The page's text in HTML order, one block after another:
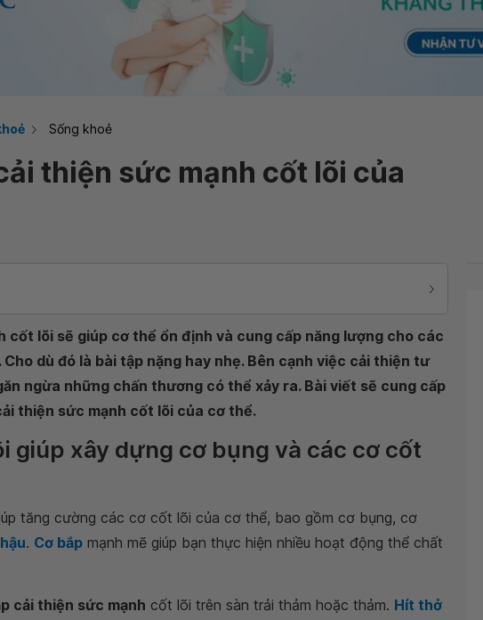
Sống khoẻ
thiện sức mạnh cốt lõi của
cốt lõi sẽ giúp cơ thể ổn định và cung cấp năng lượng cho các
dù đó là bài tập nặng hay nhẹ. Bên cạnh việc cải thiện tư
ngừa những chấn thương có thể xảy ra. Bài viết sẽ cung cấp
thiện sức mạnh cốt lõi của cơ thể.
giúp xây dựng cơ bụng và các cơ cốt
tăng cường các cơ cốt lõi của cơ thể, bao gồm cơ bụng, cơ
. Cơ bắp mạnh mẽ giúp bạn thực hiện nhiều hoạt động thể chất
cải thiện sức mạnh cốt lõi trên sàn trải thảm hoặc thảm. Hít thở